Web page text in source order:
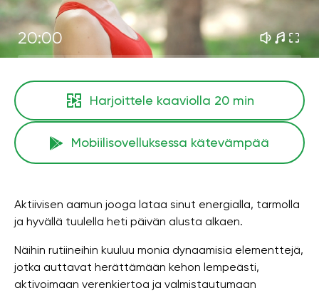
20:00
Harjoittele kaaviolla 20 min
Mobiilisovelluksessa kätevämpää
Aktiivisen aamun jooga lataa sinut energialla, tarmolla
ja hyvällä tuulella heti päivän alusta alkaen.
Näihin rutiineihin kuuluu monia dynaamisia elementtejä,
jotka auttavat herättämään kehon lempeästi,
aktivoimaan verenkiertoa ja valmistautumaan